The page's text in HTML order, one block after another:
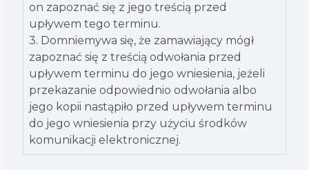
on zapoznać się z jego treścią przed
upływem tego terminu.
3. Domniemywa się, że zamawiający mógł
zapoznać się z treścią odwołania przed
upływem terminu do jego wniesienia, jeżeli
przekazanie odpowiednio odwołania albo
jego kopii nastąpiło przed upływem terminu
do jego wniesienia przy użyciu środków
komunikacji elektronicznej.